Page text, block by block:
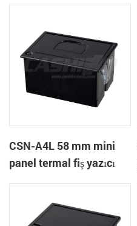
CSN-A4L 58 mm mini
panel termal fiş yazıcı